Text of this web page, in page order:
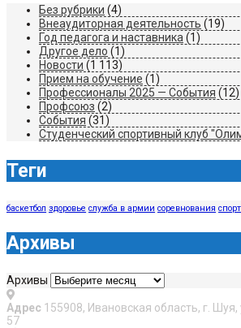
Без рубрики (4)
Внеаудиторная деятельность (19)
Год педагога и наставника (1)
Другое дело (1)
Новости (1 113)
Прием на обучение (1)
Профессионалы 2025 — События (12)
Профсоюз (2)
События (31)
Студенческий спортивный клуб
Теги
баскетбол здоровье служба в армии соревнования спорт
Архивы
Архивы
Адрес 155908, Ивановская область, г. Шуя,
57